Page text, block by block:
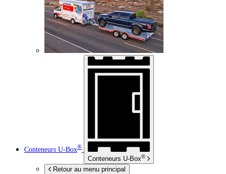
Conteneurs U-Box®
Conteneurs U-Box®
Retour au menu principal